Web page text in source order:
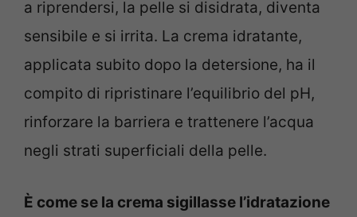
a riprendersi, la pelle si disidrata, diventa
sensibile e si irrita. La crema idratante,
applicata subito dopo la detersione, ha il
compito di ripristinare l’equilibrio del pH,
rinforzare la barriera e trattenere l’acqua
negli strati superficiali della pelle.
È come se la crema sigillasse l’idratazione